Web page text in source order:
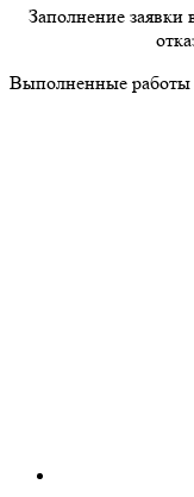
Заполнение заявки
Выполненные работы